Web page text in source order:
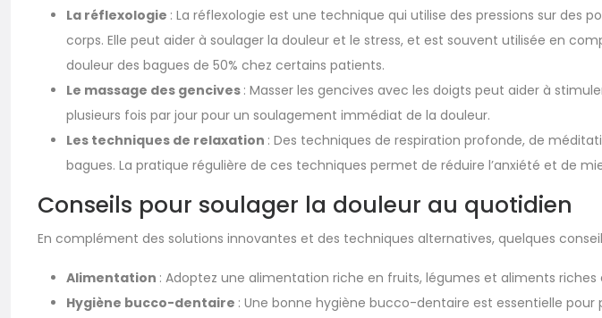
La réflexologie : La réflexologie est une technique qui utilise des pressions sur des
corps. Elle peut aider à soulager la douleur et le stress, et est souvent utilisée en
douleur des bagues de 50% chez certains patients.
Le massage des gencives : Masser les gencives avec les doigts peut aider à
plusieurs fois par jour pour un soulagement immédiat de la douleur.
Les techniques de relaxation : Des techniques de respiration profonde, de
bagues. La pratique régulière de ces techniques permet de réduire l’anxiété et de
Conseils pour soulager la douleur au quotidien
En complément des solutions innovantes et des techniques alternatives, quelques
Alimentation : Adoptez une alimentation riche en fruits, légumes et aliments
Hygiène bucco-dentaire : Une bonne hygiène bucco-dentaire est essentielle